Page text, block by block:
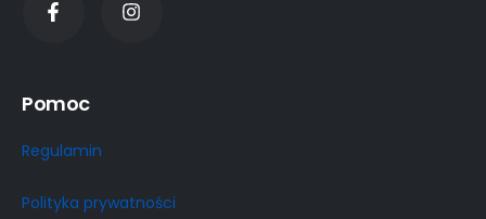
Pomoc
Regulamin
Polityka prywatności